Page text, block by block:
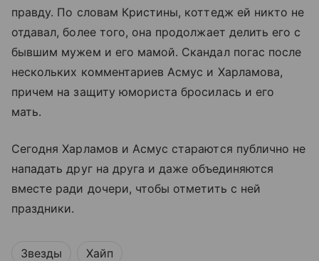
правду. По словам Кристины, коттедж ей никто не
отдавал, более того, она продолжает делить его с
бывшим мужем и его мамой. Скандал погас после
нескольких комментариев Асмус и Харламова,
причем на защиту юмориста бросилась и его
мать.
Сегодня Харламов и Асмус стараются публично не
нападать друг на друга и даже объединяются
вместе ради дочери, чтобы отметить с ней
праздники.
Звезды Хайп